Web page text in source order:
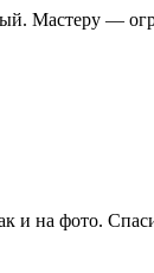
Мастеру —
и на фото.